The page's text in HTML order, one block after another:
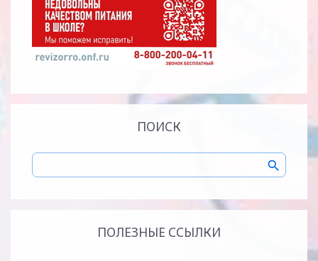
ПОИСК
ПОЛЕЗНЫЕ ССЫЛКИ